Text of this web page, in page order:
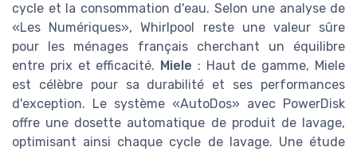
cycle et la consommation d'eau. Selon une analyse de
«Les Numériques», Whirlpool reste une valeur sûre
pour les ménages français cherchant un équilibre
entre prix et efficacité. Miele : Haut de gamme, Miele
est célèbre pour sa durabilité et ses performances
d'exception. Le système «AutoDos» avec PowerDisk
offre une dosette automatique de produit de lavage,
optimisant ainsi chaque cycle de lavage. Une étude